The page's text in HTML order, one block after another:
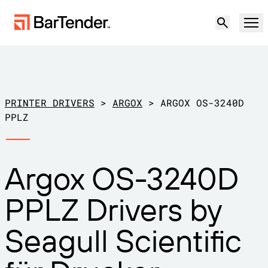
ETIKETTIERUNG, MARKIERUNG UND CODIERUNG
ETIKETTIERFUNKTIONEN
Gestalten
Lösungen
Produktion
Lager
Einzelhandel
Transport und Logistik
Druckertreiber herunterladen
Support-Pläne
Partner
Support
Support-Center
Kostenlos
Vertrieb
PRINTER DRIVERS > ARGOX > ARGOX OS-3240D
PPLZ
Argox OS-3240D
PPLZ Drivers by
Seagull Scientific